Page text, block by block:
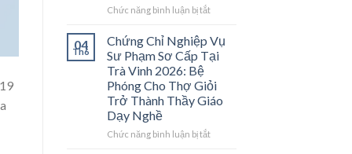
Chức năng bình luận bị tắtở
Chỉ
Nghiệp
Vụ
Phạm
Sơ
04
Th6
Chứng Chỉ Nghiệp Vụ
Sư Phạm Sơ Cấp Tại
Trà Vinh 2026: Bệ
Phóng Cho Thợ Giỏi
Trở Thành Thầy Giáo
Dạy Nghề
Chức năng bình luận bị tắtở